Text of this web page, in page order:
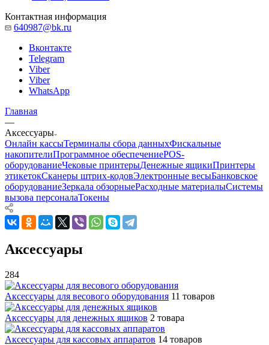
Контактная информация
640987@bk.ru
Вконтакте
Telegram
Viber
Viber
WhatsApp
Главная
—
Аксессуары
Онлайн кассыТерминалы сбора данныхФискальные
накопителиПрограммное обеспечениеPOS-
оборудованиеЧековые принтерыДенежные ящикиПринтеры
этикетокСканеры штрих-кодовЭлектронные весыБанковское
оборудованиеЗеркала обзорныеРасходные материалыСистемы
вызова персоналаТокены
Аксессуары
284
Аксессуары для весового оборудования 11 товаров
Аксессуары для денежных ящиков 2 товара
Аксессуары для кассовых аппаратов 14 товаров